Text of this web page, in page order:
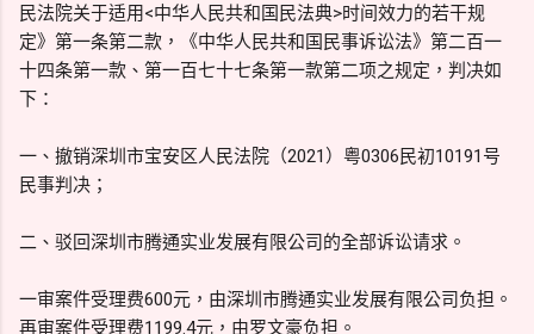
民法院关于适用<中华人民共和国民法典>时间效力的若干规
定》第一条第二款，《中华人民共和国民事诉讼法》第二百一
十四条第一款、第一百七十七条第一款第二项之规定，判决如
下：
一、撤销深圳市宝安区人民法院（2021）粤0306民初10191号
民事判决；
二、驳回深圳市腾通实业发展有限公司的全部诉讼请求。
一审案件受理费600元，由深圳市腾通实业发展有限公司负担。
再审案件受理费1199.4元，由罗文豪负担。